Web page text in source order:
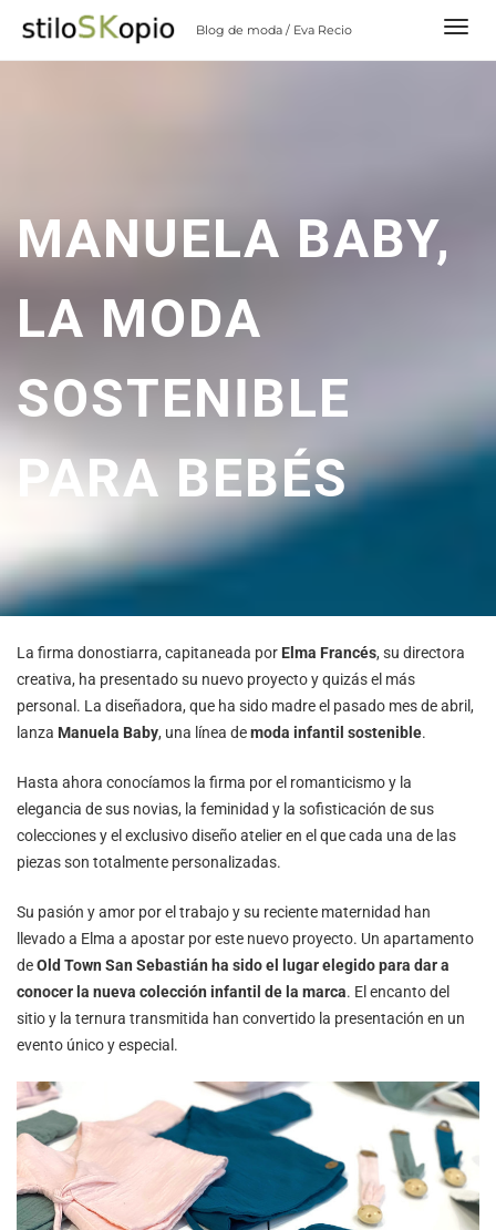
content
Blog de moda / Eva Recio
MANUELA BABY,
LA MODA
SOSTENIBLE
PARA BEBÉS
La firma donostiarra, capitaneada por Elma Francés, su directora
creativa, ha presentado su nuevo proyecto y quizás el más
personal. La diseñadora, que ha sido madre el pasado mes de abril,
lanza Manuela Baby, una línea demoda infantil sostenible.
Hasta ahora conocíamos la firma por el romanticismo y la
elegancia de sus novias, la feminidad y la sofisticación de sus
colecciones y el exclusivo diseño atelier en el que cada una de las
piezas son totalmente personalizadas.
Su pasión y amor por el trabajo y su reciente maternidad han
llevado a Elma a apostar por este nuevo proyecto. Un apartamento
deOld Town San Sebastián ha sido el lugar elegido para dar a
conocer la nueva colección infantil de la marca. El encanto del
sitio y la ternura transmitida han convertido la presentación en un
evento único y especial.